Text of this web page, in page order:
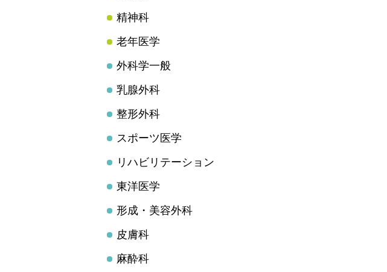
精神科
老年医学
外科学一般
乳腺外科
整形外科
スポーツ医学
リハビリテーション
東洋医学
形成・美容外科
皮膚科
麻酔科